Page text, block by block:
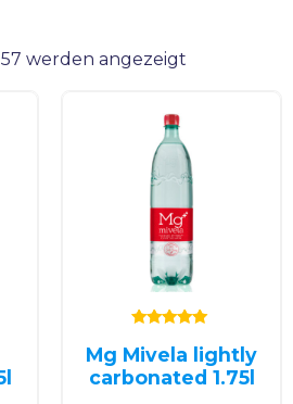
57 werden angezeigt
5.00
von 5
Mg Mivela lightly
carbonated 1.75l